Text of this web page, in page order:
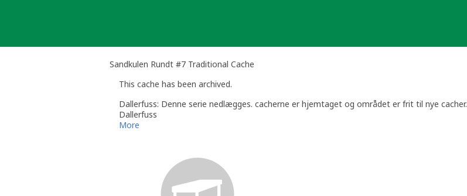
Sandkulen Rundt #7 Traditional Cache
This cache has been archived.
Dallerfuss: Denne serie nedlægges. cacherne er hjemtaget og området er frit til nye cacher.
Dallerfuss
More